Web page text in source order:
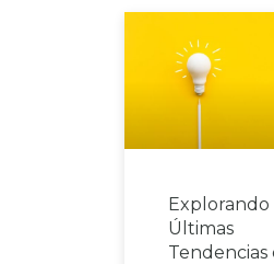
Explorando
Últimas
Tendencias